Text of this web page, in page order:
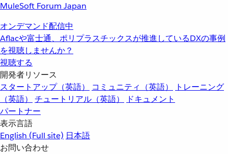
MuleSoft Forum Japan
オンデマンド配信中
Aflacや富士通、ポリプラスチックスが推進しているDXの事例
を視聴しませんか？
視聴する
開発者リソース
スタートアップ（英語）
コミュニティ（英語）
トレーニング
（英語）
チュートリアル（英語）
ドキュメント
パートナー
表示言語
English (Full site) 日本語
お問い合わせ